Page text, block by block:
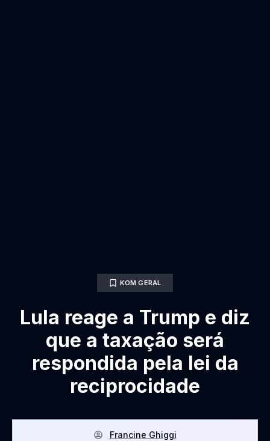
KOM GERAL
Lula reage a Trump e diz
que a taxação será
respondida pela lei da
reciprocidade
Francine Ghiggi